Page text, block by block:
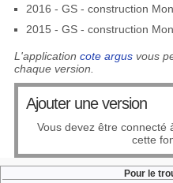
2016 - GS - construction
2015 - GS - construction
L'application cote argusvous
chaque version.
Ajouter une version
Vous devez être connecté
cette
Pour le